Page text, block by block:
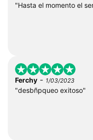
"Hasta el momento el
Ferchy - 1/03/2023
"desbñpqueo exitoso"